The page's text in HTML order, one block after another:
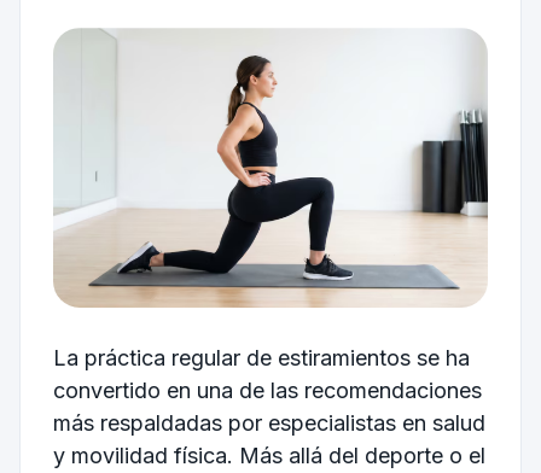
La práctica regular de estiramientos se ha
convertido en una de las recomendaciones
más respaldadas por especialistas en salud
y movilidad física. Más allá del deporte o el